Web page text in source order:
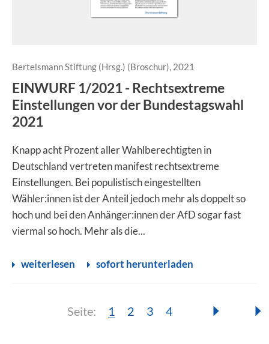
Bertelsmann Stiftung (Hrsg.) (Broschur), 2021
EINWURF 1/2021 - Rechtsextreme
Einstellungen vor der Bundestagswahl
2021
Knapp acht Prozent aller Wahlberechtigten in
Deutschland vertreten manifest rechtsextreme
Einstellungen. Bei populistisch eingestellten
Wähler:innen ist der Anteil jedoch mehr als doppelt so
hoch und bei den Anhänger:innen der AfD sogar fast
viermal so hoch. Mehr als die...
weiterlesen sofort herunterladen
Seite: Seite:
1 Seite:
2 Seite:
3 Seite:
4